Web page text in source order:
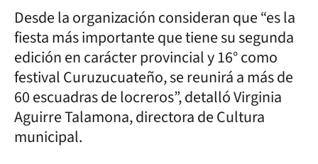
Desde la organización consideran que “es la
fiesta más importante que tiene su segunda
edición en carácter provincial y 16° como
festival Curuzucuateño, se reunirá a más de
60 escuadras de locreros”, detalló Virginia
Aguirre Talamona, directora de Cultura
municipal.